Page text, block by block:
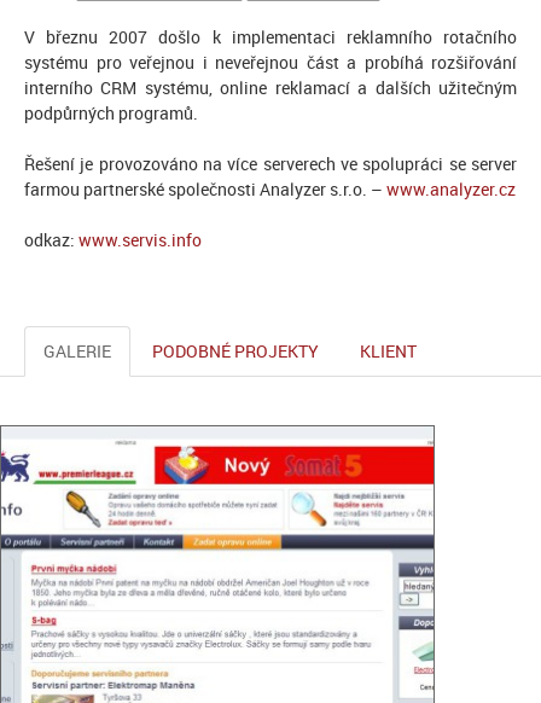
V březnu 2007 došlo k implementaci reklamního rotačního
systému pro veřejnou i neveřejnou část a probíhá rozšiřování
interního CRM systému, online reklamací a dalších užitečným
podpůrných programů.
Řešení je provozováno na více serverech ve spolupráci se server
farmou partnerské společnosti Analyzer s.r.o. – www.analyzer.cz
odkaz: www.servis.info
GALERIE PODOBNÉ PROJEKTY KLIENT